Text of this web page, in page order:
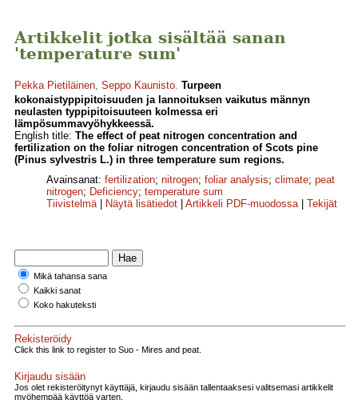
Artikkelit jotka sisältää sanan
'temperature sum'
Pekka Pietiläinen, Seppo Kaunisto. Turpeen
kokonaistyppipitoisuuden ja lannoituksen vaikutus männyn
neulasten typpipitoisuuteen kolmessa eri
lämpösummavyöhykkeessä.
English title: The effect of peat nitrogen concentration and
fertilization on the foliar nitrogen concentration of Scots pine
(Pinus sylvestris L.) in three temperature sum regions.
Avainsanat: fertilization; nitrogen; foliar analysis; climate; peat
nitrogen; Deficiency; temperature sum
Tiivistelmä| Näytä lisätiedot Artikkeli PDF-muodossa| Tekijät
Mikä tahansa sana
Kaikki sanat
Koko hakuteksti
Rekisteröidy
Click this link to register to Suo - Mires and peat.
Kirjaudu sisään
Jos olet rekisteröitynyt käyttäjä, kirjaudu sisään tallentaaksesi valitsemasi artikkelit
myöhempää käyttöä varten.